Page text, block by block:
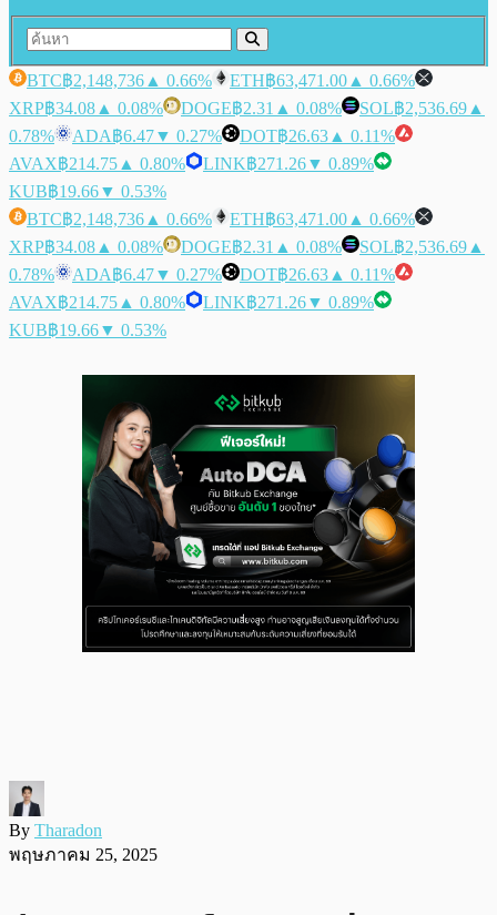
BTC฿2,148,736 ▲ 0.66% ETH฿63,471.00 ▲ 0.66%
XRP฿34.08 ▲ 0.08% DOGE฿2.31 ▲ 0.08% SOL฿2,536.69 ▲
0.78%
ADA฿6.47▼ 0.27% DOT฿26.63 ▲ 0.11%
AVAX฿214.75 ▲ 0.80% LINK฿271.26▼ 0.89%
KUB฿19.66▼ 0.53%
BTC฿2,148,736 ▲ 0.66% ETH฿63,471.00 ▲ 0.66%
XRP฿34.08 ▲ 0.08% DOGE฿2.31 ▲ 0.08% SOL฿2,536.69 ▲
0.78%
ADA฿6.47▼ 0.27% DOT฿26.63 ▲ 0.11%
AVAX฿214.75 ▲ 0.80% LINK฿271.26▼ 0.89%
KUB฿19.66▼ 0.53%
By Tharadon
พฤษภาคม 25, 2025